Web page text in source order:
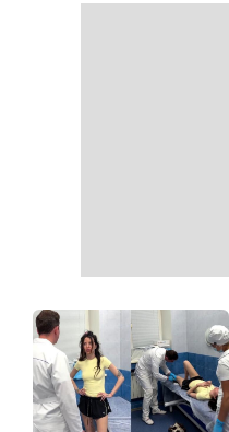
Главный модный тренд в
соцсетях: почему мини-
юбка с пайетками
покорила Instagram